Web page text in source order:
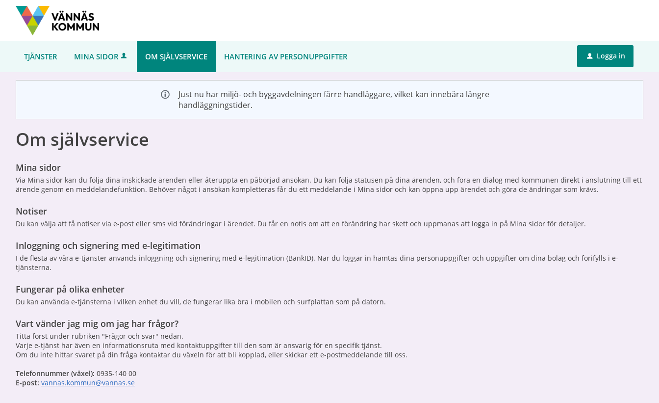
Välkommen
Självservice
VännäsTJÄNSTER MINA SIDOR OM SJÄLVSERVICE HANTERING AV PERSONUPPGIFTER u Logga in
Just nu har miljö- och byggavdelningen färre handläggare, vilket kan innebära längre
handläggningstider.
Om självservice
Mina sidor
Via Mina sidor kan du följa dina inskickade ärenden eller återuppta en påbörjad ansökan. Du kan följa statusen på dina ärenden, och föra en dialog med kommunen direkt i anslutning till ett
ärende genom en meddelandefunktion. Behöver något i ansökan kompletteras får du ett meddelande i Mina sidor och kan öppna upp ärendet och göra de ändringar som krävs.
Notiser
Du kan välja att få notiser via e-post eller sms vid förändringar i ärendet. Du får en notis om att en förändring har skett och uppmanas att logga in på Mina sidor för detaljer.
Inloggning och signering med e-legitimation
I de flesta av våra e-tjänster används inloggning och signering med e-legitimation (BankID). När du loggar in hämtas dina personuppgifter och uppgifter om dina bolag och förifylls i e-
tjänsterna.
Fungerar på olika enheter
Du kan använda e-tjänsterna i vilken enhet du vill, de fungerar lika bra i mobilen och surfplattan som på datorn.
Vart vänder jag mig om jag har frågor?
Titta först under rubriken "Frågor och svar" nedan.
Varje e-tjänst har även en informationsruta med kontaktuppgifter till den som är ansvarig för en specifik tjänst.
Om du inte hittar svaret på din fråga kontaktar du växeln för att bli kopplad, eller skickar ett e-postmeddelande till oss.
Telefonnummer (växel): 0935-140 00
E-post: vannas.kommun@vannas.se